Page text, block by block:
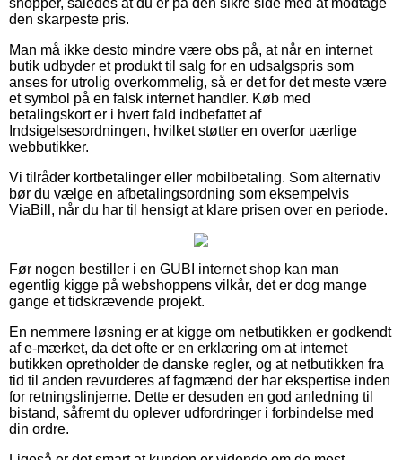
den skarpeste pris.
Man må ikke desto mindre være obs på, at når en internet
butik udbyder et produkt til salg for en udsalgspris som
anses for utrolig overkommelig, så er det for det meste være
et symbol på en falsk internet handler. Køb med
betalingskort er i hvert fald indbefattet af
Indsigelsesordningen, hvilket støtter en overfor uærlige
webbutikker.
Vi tilråder kortbetalinger eller mobilbetaling. Som alternativ
bør du vælge en afbetalingsordning som eksempelvis
ViaBill, når du har til hensigt at klare prisen over en periode.
Før nogen bestiller i en GUBI internet shop kan man
egentlig kigge på webshoppens vilkår, det er dog mange
gange et tidskrævende projekt.
En nemmere løsning er at kigge om netbutikken er godkendt
af e-mærket, da det ofte er en erklæring om at internet
butikken opretholder de danske regler, og at netbutikken fra
tid til anden revurderes af fagmænd der har ekspertise inden
for retningslinjerne. Dette er desuden en god anledning til
bistand, såfremt du oplever udfordringer i forbindelse med
din ordre.